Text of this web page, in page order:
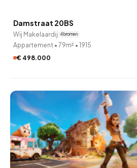
10 uur geleden ontdekt
Damstraat 20BS
Wij Makelaardij 4 bronnen
Appartement • 79m² • 1915
€ 498.000